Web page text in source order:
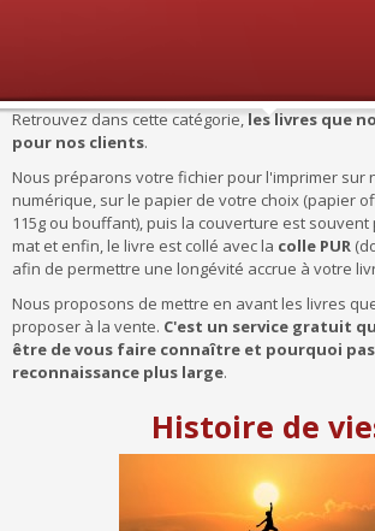
Retrouvez dans cette catégorie, les livres que
pour nos clients.
Nous préparons votre fichier pour l'imprimer sur
numérique, sur le papier de votre choix (papier
115g ou bouffant), puis la couverture est
mat et enfin, le livre est collé avec la colle PUR
afin de permettre une longévité accrue à votre
Nous proposons de mettre en avant les livres
proposer à la vente. C'est un service gratuit
être de vous faire connaître et pourquoi
reconnaissance plus large.
Histoire de